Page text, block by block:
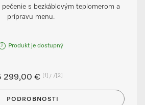
s bezkáblovým teplomerom a
prípravu menu.
Produkt je dostupný
299,00 € [1] / [2]
PODROBNOSTI